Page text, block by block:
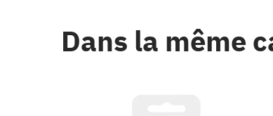
Dans la même